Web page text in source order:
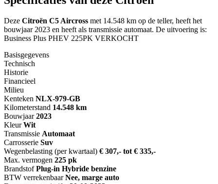
Deze Citroën C5 Aircross met 14.548 km op de teller, heeft het
bouwjaar 2023 en heeft als transmissie automaat. De uitvoering is:
Business Plus PHEV 225PK VERKOCHT
Basisgegevens
Technisch
Historie
Financieel
Milieu
Kenteken NLX-979-GB
Kilometerstand 14.548 km
Bouwjaar 2023
Kleur Wit
Transmissie Automaat
Carrosserie Suv
Wegenbelasting (per kwartaal) € 307,- tot € 335,-
Max. vermogen 225 pk
Brandstof Plug-in Hybride benzine
BTW verrekenbaar Nee, marge auto